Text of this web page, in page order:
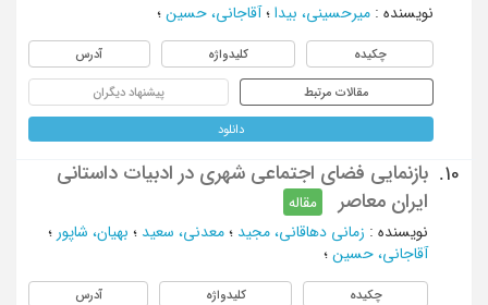
نویسنده : میرحسینی، بیدا ؛ آقاجانی، حسین ؛
چکیده کلیدواژه آدرس
مقالات مرتبط پیشنهاد دیگران
دانلود
10.
بازنمایی فضای اجتماعی شهری در ادبیات داستانی
ایران معاصر
مقاله
نویسنده : زمانی دهاقانی، مجید ؛ معدنی، سعید ؛ بهیان، شاپور ؛
آقاجانی، حسین ؛
چکیده کلیدواژه آدرس